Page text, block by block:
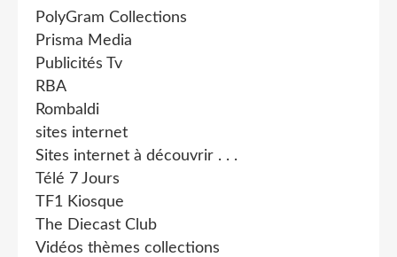
PolyGram Collections
Prisma Media
Publicités Tv
RBA
Rombaldi
sites internet
Sites internet à découvrir . . .
Télé 7 Jours
TF1 Kiosque
The Diecast Club
Vidéos thèmes collections